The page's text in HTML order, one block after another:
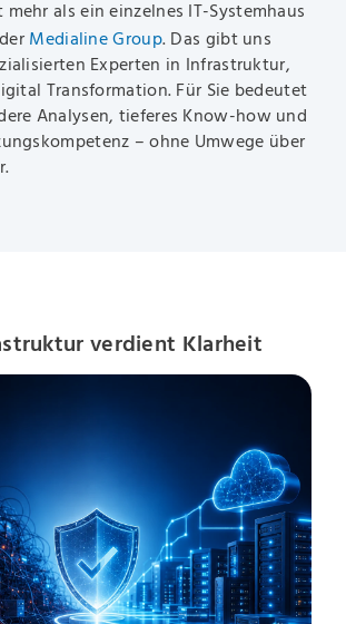
mehr als ein einzelnes IT-Systemhaus
Medialine Group. Das gibt uns
Experten in Infrastruktur,
Transformation. Für Sie bedeutet
Analysen, tieferes Know-how und
– ohne Umwege über
verdient Klarheit